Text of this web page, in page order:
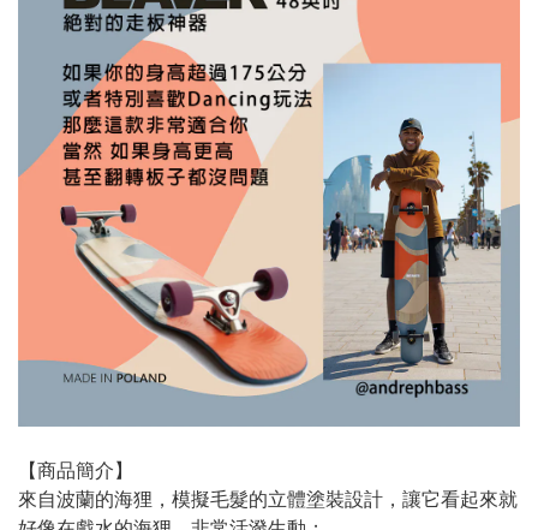
【商品簡介】
來自波蘭的海狸，模擬毛髮的立體塗裝設計，讓它看起來就